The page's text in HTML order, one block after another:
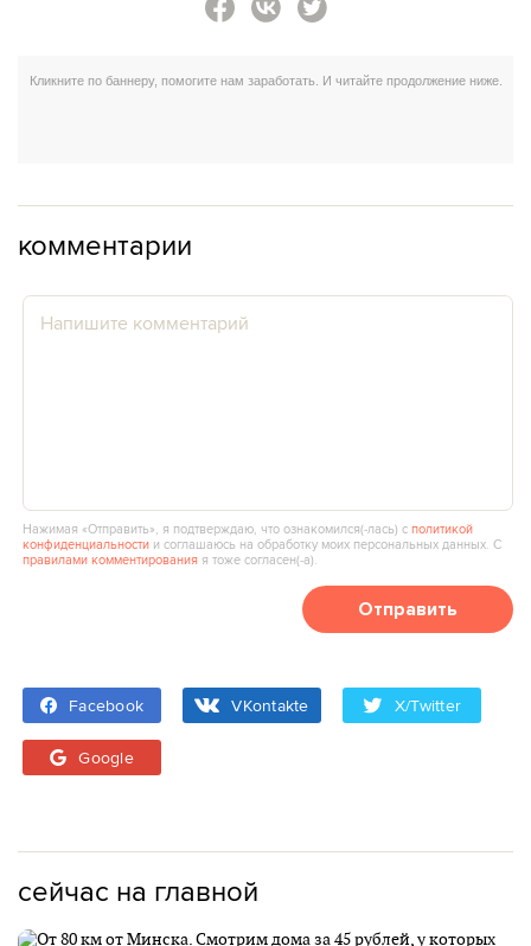
комментарии
Нажимая «Отправить», я подтверждаю, что ознакомился(‑лась) сполитикой
конфиденциальности и соглашаюсь на обработку моих персональных данных. С
правилами комментирования я тоже согласен(‑а).
Отправить
Facebook VKontakte X/Twitter
Google
сейчас на главной